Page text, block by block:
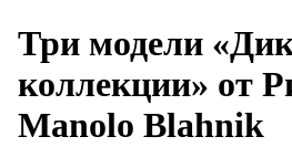
Три модели
коллекции» от
Manolo Blahnik